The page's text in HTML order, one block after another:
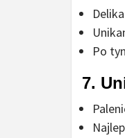
Po
7.